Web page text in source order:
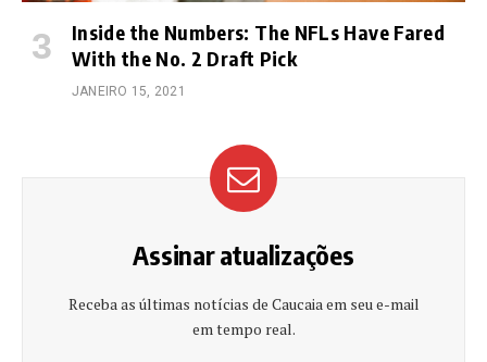
Inside the Numbers: The NFLs Have Fared
With the No. 2 Draft Pick
JANEIRO 15, 2021
Assinar atualizações
Receba as últimas notícias de Caucaia em seu e-mail
em tempo real.